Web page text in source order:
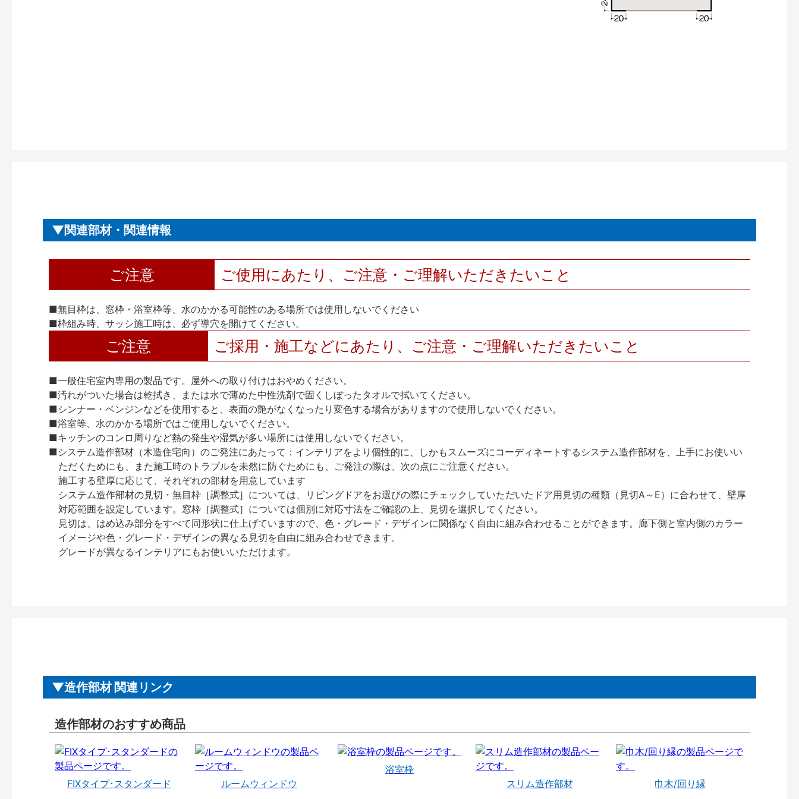
関連部材・関連情報
ご注意 ご使用にあたり、ご注意・ご理解いただきたいこと
■無目枠は、窓枠・浴室枠等、水のかかる可能性のある場所では使用しないでください
■枠組み時、サッシ施工時は、必ず導穴を開けてください。
ご注意 ご採用・施工などにあたり、ご注意・ご理解いただきたいこと
■一般住宅室内専用の製品です。屋外への取り付けはおやめください。
■汚れがついた場合は乾拭き、または水で薄めた中性洗剤で固くしぼったタオルで拭いてください。
■シンナー・ベンジンなどを使用すると、表面の艶がなくなったり変色する場合がありますので使用しないでください。
■浴室等、水のかかる場所ではご使用しないでください。
■キッチンのコンロ周りなど熱の発生や湿気が多い場所には使用しないでください。
■システム造作部材（木造住宅向）のご発注にあたって：インテリアをより個性的に、しかもスムーズにコーディネートするシステム造作部材を、上手にお使いい
ただくためにも、また施工時のトラブルを未然に防ぐためにも、ご発注の際は、次の点にご注意ください。
施工する壁厚に応じて、それぞれの部材を用意しています
システム造作部材の見切・無目枠［調整式］については、リビングドアをお選びの際にチェックしていただいたドア用見切の種類（見切A～E）に合わせて、壁厚
対応範囲を設定しています。窓枠［調整式］については個別に対応寸法をご確認の上、見切を選択してください。
見切は、はめ込み部分をすべて同形状に仕上げていますので、色・グレード・デザインに関係なく自由に組み合わせることができます。廊下側と室内側のカラー
イメージや色・グレード・デザインの異なる見切を自由に組み合わせできます。
グレードが異なるインテリアにもお使いいただけます。
造作部材 関連リンク
造作部材のおすすめ商品
FIXタイプ･スタンダード ルームウィンドウ
浴室枠
スリム造作部材
巾木/回り縁